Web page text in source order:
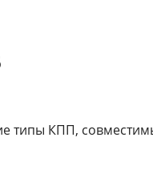
типы КПП,